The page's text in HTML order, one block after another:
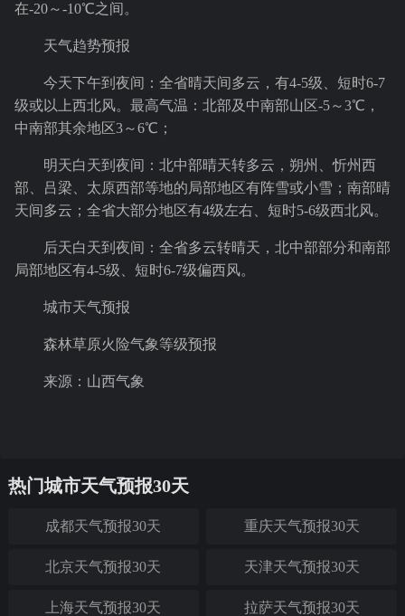
在-20～-10℃之间。
天气趋势预报
今天下午到夜间：全省晴天间多云，有4-5级、短时6-7
级或以上西北风。最高气温：北部及中南部山区-5～3℃，
中南部其余地区3～6℃；
明天白天到夜间：北中部晴天转多云，朔州、忻州西
部、吕梁、太原西部等地的局部地区有阵雪或小雪；南部晴
天间多云；全省大部分地区有4级左右、短时5-6级西北风。
后天白天到夜间：全省多云转晴天，北中部部分和南部
局部地区有4-5级、短时6-7级偏西风。
城市天气预报
森林草原火险气象等级预报
来源：山西气象
热门城市天气预报30天
成都天气预报30天 重庆天气预报30天
北京天气预报30天 天津天气预报30天
上海天气预报30天 拉萨天气预报30天